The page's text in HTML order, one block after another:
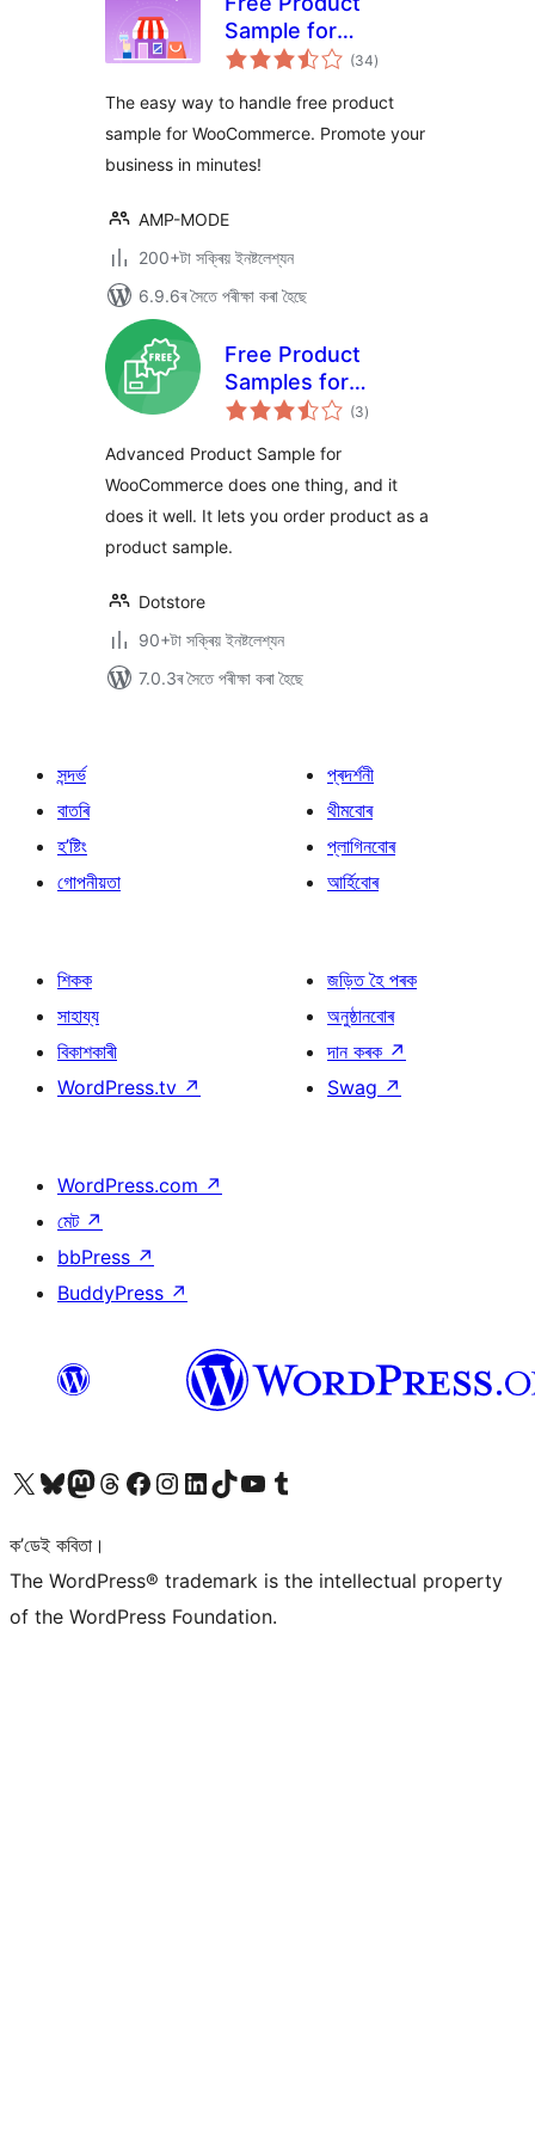
Sample for
WooCommerce
(34টা
মুঠ)
The easy way to handle free product
sample for WooCommerce. Promote your
business in minutes!
AMP-MODE
200+টা সক্ৰিয় ইনষ্টলেশ্যন
6.9.6ৰ সৈতে পৰীক্ষা কৰা হৈছে
Free Product
Samples for
WooCommerce –
Request Samples
by Mail
(3টা
মুঠ)
Advanced Product Sample for
WooCommerce does one thing, and it
does it well. It lets you order product as a
product sample.
Dotstore
90+টা সক্ৰিয় ইনষ্টলেশ্যন
7.0.3ৰ সৈতে পৰীক্ষা কৰা হৈছে
সন্দৰ্ভ
বাতৰি
হ’ষ্টিং
গোপনীয়তা
প্ৰদৰ্শনী
থীমবোৰ
প্লাগিনবোৰ
আৰ্হিবোৰ
শিকক
সাহায্য
বিকাশকাৰী
WordPress.tv ↗
জড়িত হৈ পৰক
অনুষ্ঠানবোৰ
দান কৰক ↗
Swag ↗
WordPress.com ↗
মেট ↗
bbPress ↗
BuddyPress ↗
আমাৰ X (আগৰ Twitter) একাউণ্টলৈ যাওকআমাৰ Bluesky একাউণ্টলৈ যাওকআমাৰ Mastodon একাউণ্টলৈ যাওকআমাৰ Threads একাউণ্টলৈ যাওকআমাৰ Facebook পৃষ্ঠালৈ যাওকআমাৰ Instagram একাউণ্টলৈ যাওকআমাৰ LinkedIn একাউণ্টলৈ যাওকআমাৰ TikTok একাউণ্টলৈ যাওকআমাৰ YouTube চেনেললৈ যাওকআমাৰ Tumblr একাউণ্টলৈ যাওক
ক’ডেই কবিতা।
The WordPress® trademark is the intellectual property
of the WordPress Foundation.